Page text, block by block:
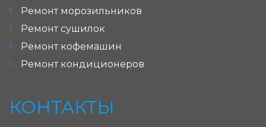
Ремонт морозильников
Ремонт сушилок
Ремонт кофемашин
Ремонт кондиционеров
КОНТАКТЫ